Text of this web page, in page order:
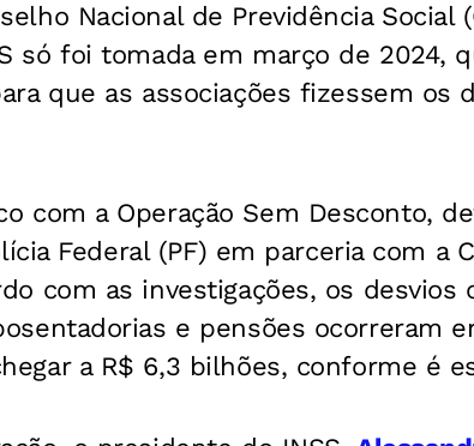
Nacional de Previdência Social
só foi tomada em março de 2024,
que as associações fizessem os
com a Operação Sem Desconto,
Federal (PF) em parceria com a
com as investigações, os desvios
e pensões ocorreram
a R$ 6,3 bilhões, conforme é